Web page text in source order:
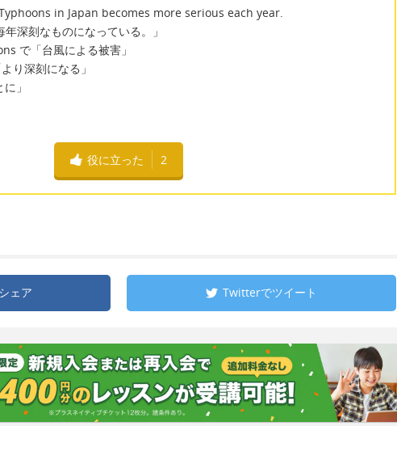
in Japan becomes more serious each year.
年深刻なものになっている。」
で「台風による被害」
り深刻になる」
」
役に立った 2
ェア Twitterでツイート